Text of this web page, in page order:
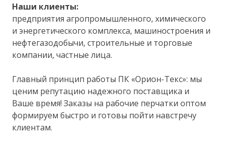
Наши клиенты:
предприятия агропромышленного, химического
и энергетического комплекса, машиностроения и
нефтегазодобычи, строительные и торговые
компании, частные лица.
Главный принцип работы ПК «Орион-Текс»: мы
ценим репутацию надежного поставщика и
Ваше время! Заказы на рабочие перчатки оптом
формируем быстро и готовы пойти навстречу
клиентам.